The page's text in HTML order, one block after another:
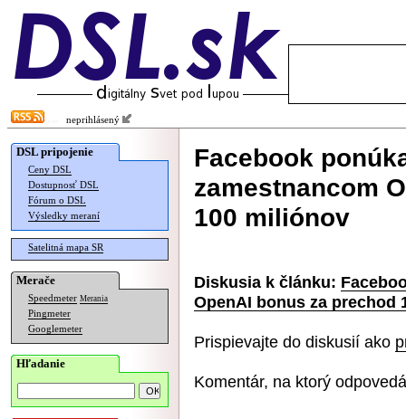
neprihlásený
DSL pripojenie
Ceny DSL
Dostupnosť DSL
Fórum o DSL
Výsledky meraní
Satelitná mapa SR
Merače
Speedmeter Merania
Pingmeter
Googlemeter
Hľadanie
Facebook
zamestnancom
100 miliónov
Diskusia k článku:
OpenAI bonus za prechod
Prispievajte do diskusií ako
Komentár, na ktorý